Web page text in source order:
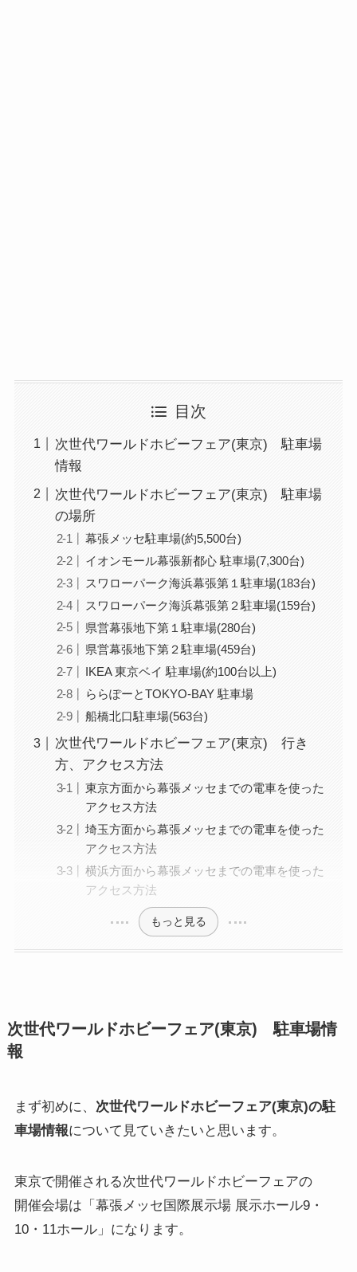
目次
次世代ワールドホビーフェア(東京) 駐車場
情報
次世代ワールドホビーフェア(東京) 駐車場
の場所
幕張メッセ駐車場(約5,500台)
イオンモール幕張新都心 駐車場(7,300台)
スワローパーク海浜幕張第１駐車場(183台)
スワローパーク海浜幕張第２駐車場(159台)
県営幕張地下第１駐車場(280台)
県営幕張地下第２駐車場(459台)
IKEA 東京ベイ 駐車場(約100台以上)
ららぽーとTOKYO-BAY 駐車場
船橋北口駐車場(563台)
次世代ワールドホビーフェア(東京) 行き
方、アクセス方法
東京方面から幕張メッセまでの電車を使った
アクセス方法
埼玉方面から幕張メッセまでの電車を使った
アクセス方法
横浜方面から幕張メッセまでの電車を使った
アクセス方法
もっと見る
次世代ワールドホビーフェア(東京) 駐車場情
報
まず初めに、 次世代ワールドホビーフェア(東京)の駐
車場情報について見ていきたいと思います。
東京で開催される次世代ワールドホビーフェアの
開催会場は「幕張メッセ国際展示場 展示ホール9・
10・11ホール」になります。